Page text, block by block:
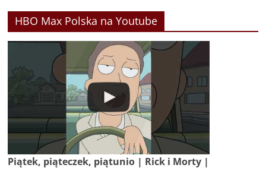
HBO Max Polska na Youtube
Piątek, piąteczek, piątunio | Rick i Morty |